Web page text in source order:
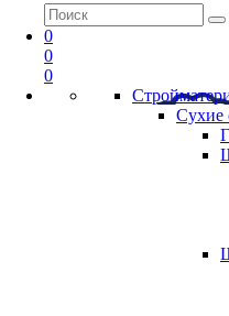
0
0
0
Сухие